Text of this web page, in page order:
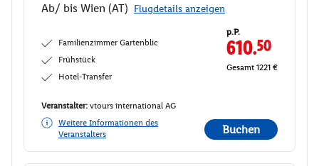
Ab/ bis Wien (AT) Flugdetails anzeigen
Familienzimmer Gartenblic
Frühstück
Hotel-Transfer
p.P.
610.50
Gesamt 1221 €
Veranstalter: vtours international AG
Weitere Informationen des
Veranstalters
Buchen